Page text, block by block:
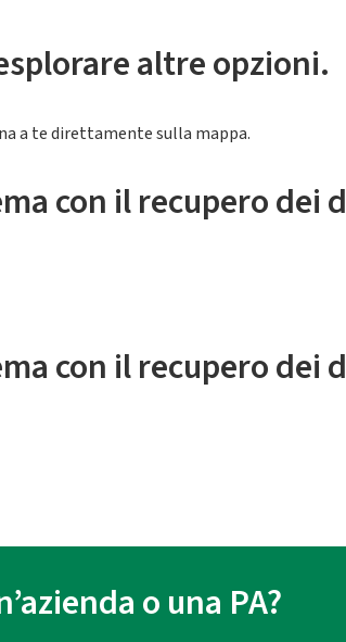
altre opzioni.
a te direttamente sulla mappa.
con il recupero dei
con il recupero dei
o una PA?